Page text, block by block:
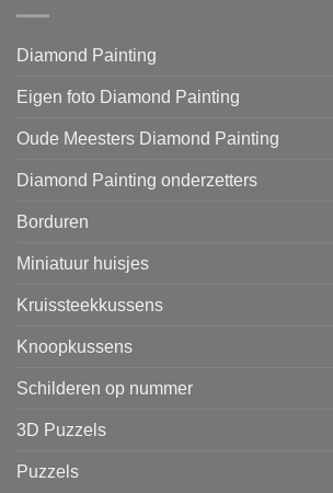
Diamond Painting
Eigen foto Diamond Painting
Oude Meesters Diamond Painting
Diamond Painting onderzetters
Borduren
Miniatuur huisjes
Kruissteekkussens
Knoopkussens
Schilderen op nummer
3D Puzzels
Puzzels